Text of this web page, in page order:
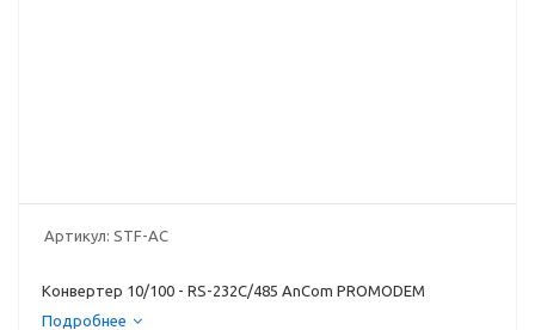
Артикул: STF-AC
Конвертер 10/100 - RS-232C/485 AnCom PROMODEM
Подробнее